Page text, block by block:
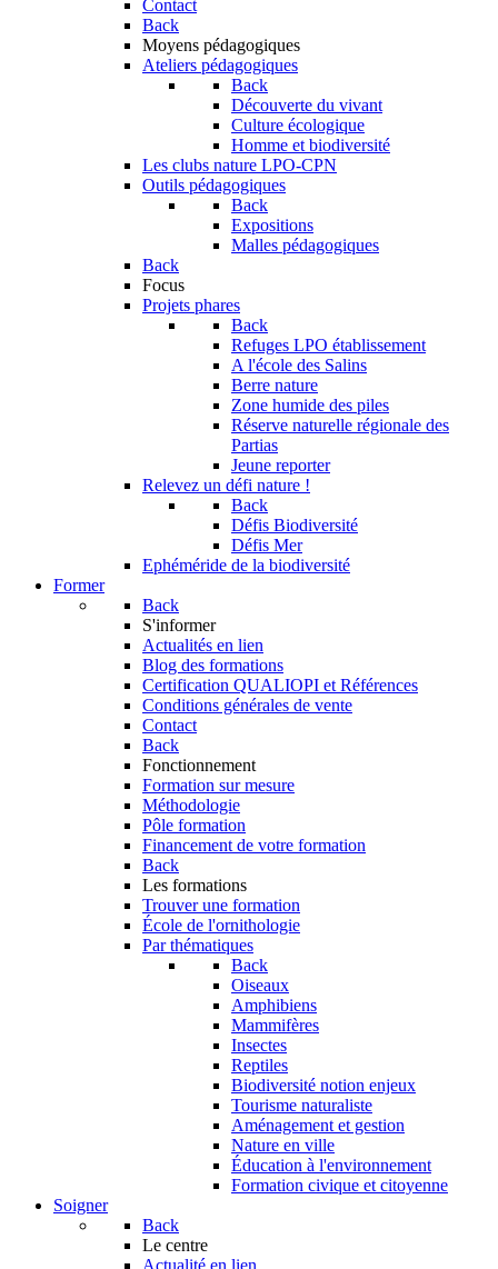
Contact
Back
Moyens pédagogiques
Ateliers pédagogiques
Back
Découverte du vivant
Culture écologique
Homme et biodiversité
Les clubs nature LPO-CPN
Outils pédagogiques
Back
Expositions
Malles pédagogiques
Back
Focus
Projets phares
Back
Refuges LPO établissement
A l'école des Salins
Berre nature
Zone humide des piles
Réserve naturelle régionale des
Partias
Jeune reporter
Relevez un défi nature !
Back
Défis Biodiversité
Défis Mer
Ephéméride de la biodiversité
Former
Back
S'informer
Actualités en lien
Blog des formations
Certification QUALIOPI et Références
Conditions générales de vente
Contact
Back
Fonctionnement
Formation sur mesure
Méthodologie
Pôle formation
Financement de votre formation
Back
Les formations
Trouver une formation
École de l'ornithologie
Par thématiques
Back
Oiseaux
Amphibiens
Mammifères
Insectes
Reptiles
Biodiversité notion enjeux
Tourisme naturaliste
Aménagement et gestion
Nature en ville
Éducation à l'environnement
Formation civique et citoyenne
Soigner
Back
Le centre
Actualité en lien